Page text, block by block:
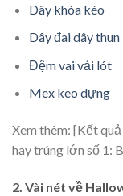
Dây khóa kéo
Dây đai dây thun
Đệm vai vải lót
Mex keo dựng
Xem thêm: [Kết quả
hay trúng lớn số 1:
2. Vài nét về